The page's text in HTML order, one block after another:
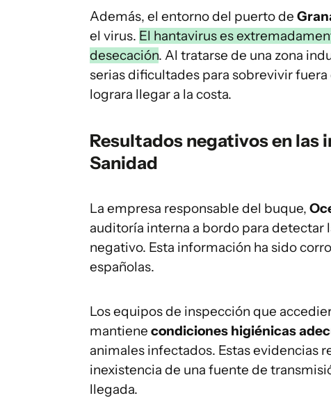
Además, el entorno del puerto de
el virus. El hantavirus es
desecación. Al tratarse de una zona
serias dificultades para sobrevivir
lograra llegar a la costa.
Resultados negativos en las
Sanidad
La empresa responsable del buque,
auditoría interna a bordo para detectar
negativo. Esta información ha sido
españolas.
Los equipos de inspección que
mantiene condiciones higiénicas
animales infectados. Estas evidencias
inexistencia de una fuente de
llegada.